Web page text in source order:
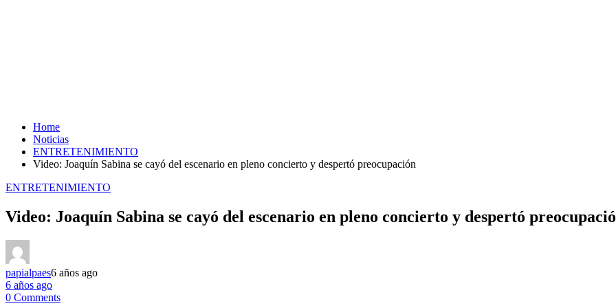
Home
Noticias
ENTRETENIMIENTO
Video: Joaquín Sabina se cayó del escenario en pleno concierto y despertó preocupación
ENTRETENIMIENTO
Video: Joaquín Sabina se cayó del escenario en pleno concierto y despertó
papialpaes6 años ago
6 años ago
0 Comments